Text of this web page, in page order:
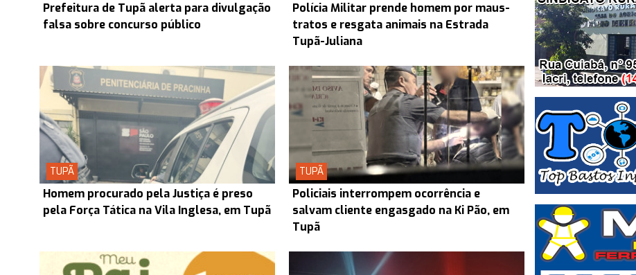
Prefeitura de Tupã alerta para divulgação
falsa sobre concurso público
Polícia Militar prende homem por maus-
tratos e resgata animais na Estrada
Tupã-Juliana
TUPÃ
Homem procurado pela Justiça é preso
pela Força Tática na Vila Inglesa, em Tupã
TUPÃ
Policiais interrompem ocorrência e
salvam cliente engasgado na Ki Pão, em
Tupã